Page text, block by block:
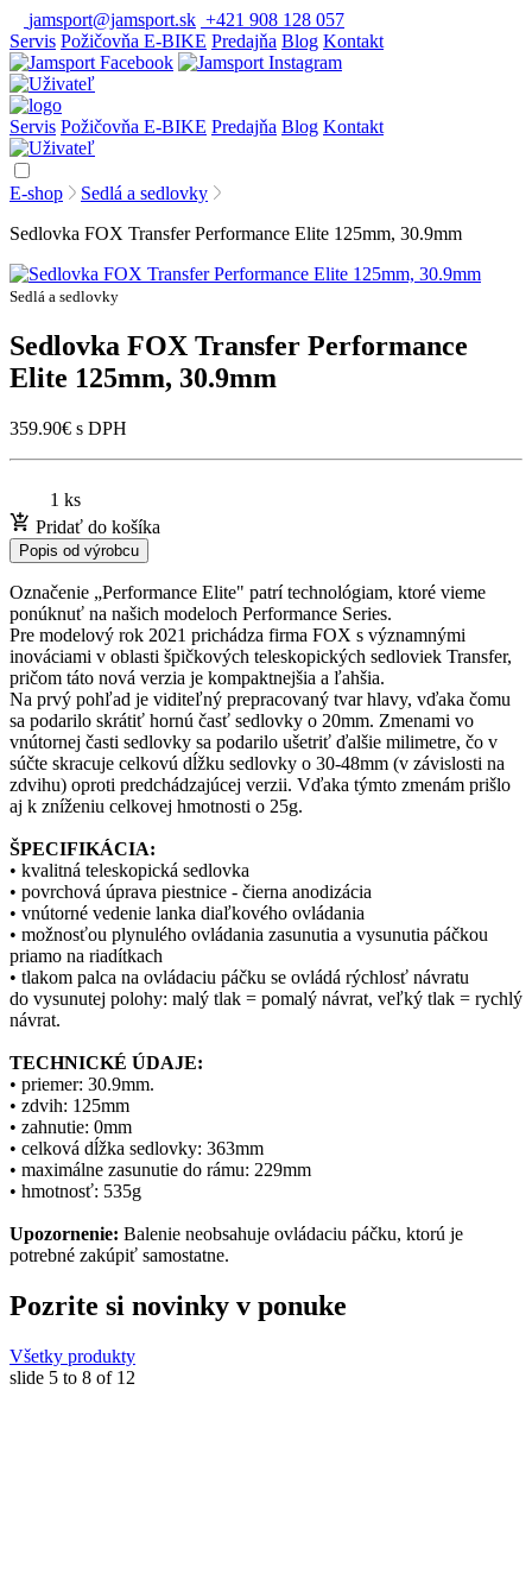
jamsport@jamsport.sk +421 908 128 057
Servis Požičovňa E-BIKE Predajňa Blog Kontakt
Servis Požičovňa E-BIKE Predajňa Blog Kontakt
E-shop
Sedlá a sedlovky
Sedlovka FOX Transfer Performance Elite 125mm, 30.9mm
Sedlá a sedlovky
Sedlovka FOX Transfer Performance
Elite 125mm, 30.9mm
359.90€ s DPH
1 ks
Pridať do košíka
Popis od výrobcu
Označenie „Performance Elite" patrí technológiam, ktoré vieme
ponúknuť na našich modeloch Performance Series.
Pre modelový rok 2021 prichádza firma FOX s významnými
inováciami v oblasti špičkových teleskopických sedloviek Transfer,
pričom táto nová verzia je kompaktnejšia a ľahšia.
Na prvý pohľad je viditeľný prepracovaný tvar hlavy, vďaka čomu
sa podarilo skrátiť hornú časť sedlovky o 20mm. Zmenami vo
vnútornej časti sedlovky sa podarilo ušetriť ďalšie milimetre, čo v
súčte skracuje celkovú dĺžku sedlovky o 30-48mm (v závislosti na
zdvihu) oproti predchádzajúcej verzii. Vďaka týmto zmenám prišlo
aj k zníženiu celkovej hmotnosti o 25g.
ŠPECIFIKÁCIA:
• kvalitná teleskopická sedlovka
• povrchová úprava piestnice - čierna anodizácia
• vnútorné vedenie lanka diaľkového ovládania
• možnosťou plynulého ovládania zasunutia a vysunutia páčkou
priamo na riadítkach
• tlakom palca na ovládaciu páčku se ovládá rýchlosť návratu
do vysunutej polohy: malý tlak = pomalý návrat, veľký tlak = rychlý
návrat.
TECHNICKÉ ÚDAJE:
• priemer: 30.9mm.
• zdvih: 125mm
• zahnutie: 0mm
• celková dĺžka sedlovky: 363mm
• maximálne zasunutie do rámu: 229mm
• hmotnosť: 535g
Upozornenie: Balenie neobsahuje ovládaciu páčku, ktorú je
potrebné zakúpiť samostatne.
Pozrite si novinky v ponuke
Všetky produkty
slide 5 to 8 of 12